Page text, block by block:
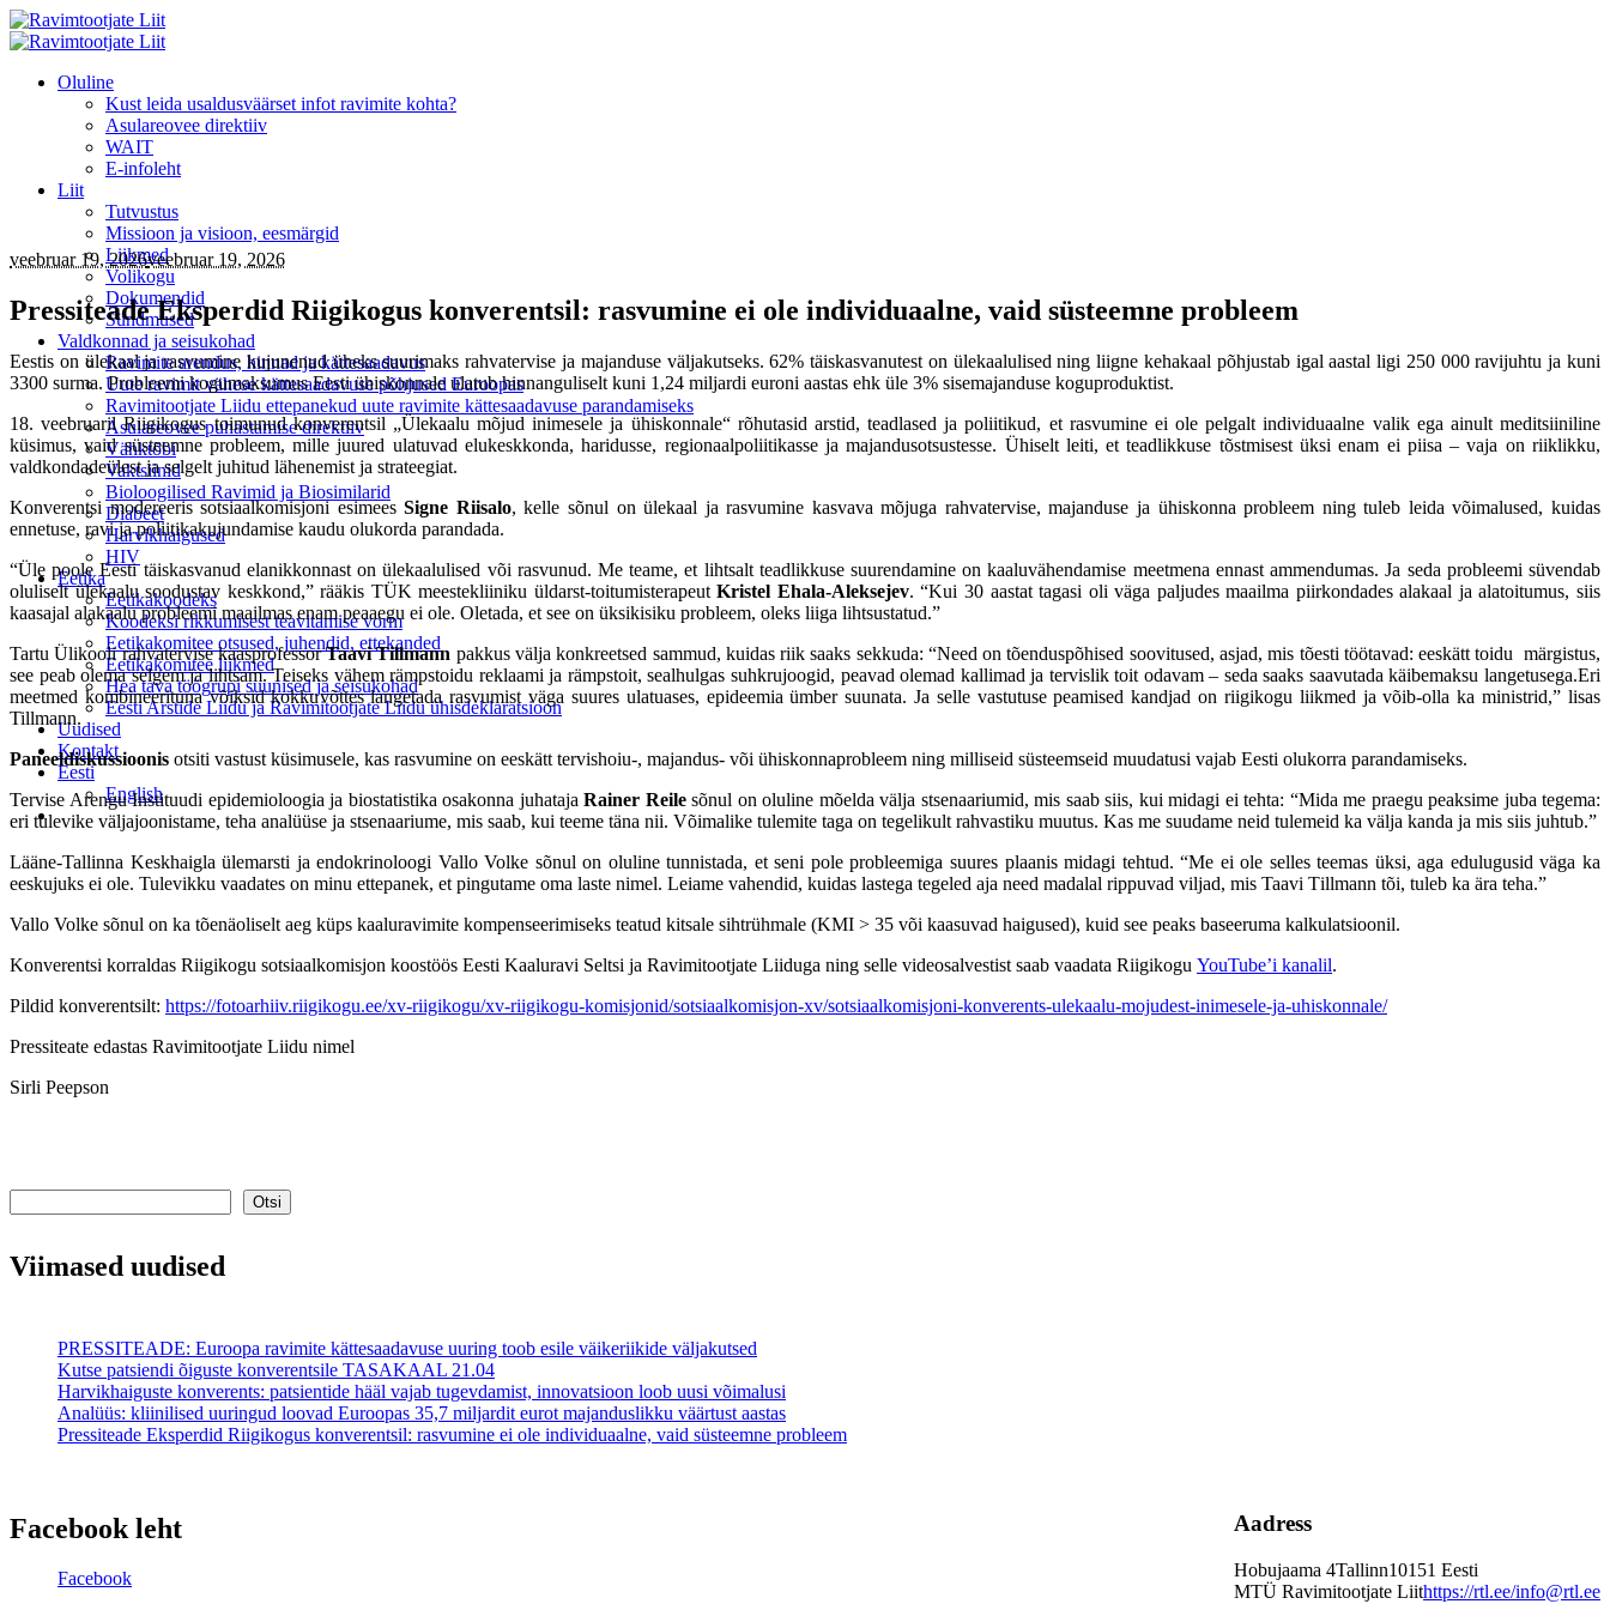
Oluline
Kust leida usaldusväärset infot ravimite kohta?
Asulareovee direktiiv
WAIT
E‑infoleht
Liit
Tutvustus
Missioon ja visioon, eesmärgid
Liikmed
Volikogu
Dokumendid
Sündmused
Valdkonnad ja seisukohad
Ravimite arendus, hinnad ja kättesaadavus
Uute ravimit vähese kättesaadavuse põhjused Euroopas
Ravimitootjate Liidu ettepanekud uute ravimite kättesaadavuse parandamiseks
Asulareovee puhastamise direktiiv
Vähktõbi
Vaktsiinid
Bioloogilised Ravimid ja Biosimilarid
Diabeet
Harvikhaigused
HIV
Eetika
Eetikakoodeks
Koodeksi rikkumisest teavitamise vorm
Eetikakomitee otsused, juhendid, ettekanded
Eetikakomitee liikmed
Hea tava töögrupi suunised ja seisukohad
Eesti Arstide Liidu ja Ravimitootjate Liidu ühisdeklaratsioon
Uudised
Kontakt
Eesti
English
veebruar 19, 2026veebruar 19, 2026
Pressiteade Eksperdid Riigikogus konverentsil: rasvumine ei ole individuaalne, vaid süsteemne probleem
Eestis on ülekaal ja rasvumine kujunenud üheks suurimaks rahvatervise ja majanduse väljakutseks. 62% täiskasvanutest on ülekaalulised ning liigne kehakaal põhjustab igal aastal ligi 250 000 ravijuhtu ja kuni
3300 surma. Probleemi kogumaksumus Eesti ühiskonnale ulatub hinnanguliselt kuni 1,24 miljardi euroni aastas ehk üle 3% sisemajanduse koguproduktist.
18. veebruaril Riigikogus toimunud konverentsil „Ülekaalu mõjud inimesele ja ühiskonnale“ rõhutasid arstid, teadlased ja poliitikud, et rasvumine ei ole pelgalt individuaalne valik ega ainult meditsiiniline
küsimus, vaid süsteemne probleem, mille juured ulatuvad elukeskkonda, haridusse, regionaalpoliitikasse ja majandusotsustesse. Ühiselt leiti, et teadlikkuse tõstmisest üksi enam ei piisa – vaja on riiklikku,
valdkondadeülest ja selgelt juhitud lähenemist ja strateegiat.
Konverentsi modereeris sotsiaalkomisjoni esimeesSigne Riisalo, kelle sõnul on ülekaal ja rasvumine kasvava mõjuga rahvatervise, majanduse ja ühiskonna probleem ning tuleb leida võimalused, kuidas
ennetuse, ravi ja poliitikakujundamise kaudu olukorda parandada.
“Üle poole Eesti täiskasvanud elanikkonnast on ülekaalulised või rasvunud. Me teame, et lihtsalt teadlikkusesuurendamine on kaaluvähendamise meetmena ennast ammendumas. Ja seda probleemi süvendab
oluliselt ülekaalu soodustav keskkond,” rääkis TÜK meestekliiniku üldarst-toitumisterapeutKristel Ehala-Aleksejev. “Kui 30 aastat tagasi oli väga paljudes maailma piirkondades alakaal ja alatoitumus, siis
kaasajal alakaalu probleemi maailmas enam peaaegu ei ole. Oletada, et see on üksikisiku probleem, oleks liiga lihtsustatud.”
Tartu Ülikooli rahvatervise kaasprofessorTaavi Tillmann pakkus välja konkreetsed sammud, kuidas riik saaks sekkuda: “Need on tõenduspõhised soovitused, asjad, mis tõesti töötavad: eeskätt toidu märgistus,
see peab olema selgem ja lihtsam. Teiseks vähem rämpstoidu reklaami ja rämpstoit, sealhulgas suhkrujoogid, peavad olemad kallimad ja tervislik toit odavam – seda saaks saavutada käibemaksu langetusega.Eri
meetmed kombineerituna võiksid kokkuvõttes langetada rasvumist väga suures ulatuases, epideemia ümber suunata. Ja selle vastutuse peamised kandjad on riigikogu liikmed ja võib-olla ka ministrid,” lisas
Tillmann.
Paneeldiskussioonis otsiti vastust küsimusele, kas rasvumine on eeskätt tervishoiu-, majandus- või ühiskonnaprobleem ning milliseid süsteemseid muudatusi vajab Eesti olukorra parandamiseks.
Tervise Arengu Instituudi epidemioloogia ja biostatistika osakonna juhataja Rainer Reilesõnul on oluline mõelda välja stsenaariumid, mis saab siis, kui midagi ei tehta: “Mida me praegu peaksime juba tegema:
eri tulevike väljajoonistame, teha analüüse ja stsenaariume, mis saab, kui teeme täna nii. Võimalike tulemite taga on tegelikult rahvastiku muutus. Kas me suudame neid tulemeid ka välja kanda ja mis siis juhtub.”
Lääne-Tallinna Keskhaigla ülemarsti ja endokrinoloogi Vallo Volke sõnul on oluline tunnistada, et seni pole probleemiga suures plaanis midagi tehtud. “Me ei ole selles teemas üksi, aga edulugusid väga ka
eeskujuks ei ole. Tulevikku vaadates on minu ettepanek, et pingutame oma laste nimel. Leiame vahendid, kuidas lastega tegeled aja need madalal rippuvad viljad, mis Taavi Tillmann tõi, tuleb ka ära teha.”
Vallo Volke sõnul on ka tõenäoliselt aeg küps kaaluravimite kompenseerimiseks teatud kitsale sihtrühmale (KMI > 35 või kaasuvad haigused), kuid see peaks baseeruma kalkulatsioonil.
Konverentsi korraldas Riigikogu sotsiaalkomisjon koostöös Eesti Kaaluravi Seltsi ja Ravimitootjate Liiduga ning selle videosalvestist saab vaadata Riigikogu YouTube’i kanalil.
Pildid konverentsilt: https://fotoarhiiv.riigikogu.ee/xv-riigikogu/xv-riigikogu-komisjonid/sotsiaalkomisjon-xv/sotsiaalkomisjoni-konverents-ulekaalu-mojudest-inimesele-ja-uhiskonnale/
Pressiteate edastas Ravimitootjate Liidu nimel
Sirli Peepson
Otsi
Viimased uudised
PRESSITEADE: Euroopa ravimite kättesaadavuse uuring toob esile väikeriikide väljakutsed
Kutse patsiendi õiguste konverentsile TASAKAAL 21.04
Harvikhaiguste konverents: patsientide hääl vajab tugevdamist, innovatsioon loob uusi võimalusi
Analüüs: kliinilised uuringud loovad Euroopas 35,7 miljardit eurot majanduslikku väärtust aastas
Pressiteade Eksperdid Riigikogus konverentsil: rasvumine ei ole individuaalne, vaid süsteemne probleem
Aadress
Hobujaama 4Tallinn10151 Eesti
MTÜ Ravimitootjate Liithttps://rtl.ee/info@rtl.ee
Facebook leht
Facebook